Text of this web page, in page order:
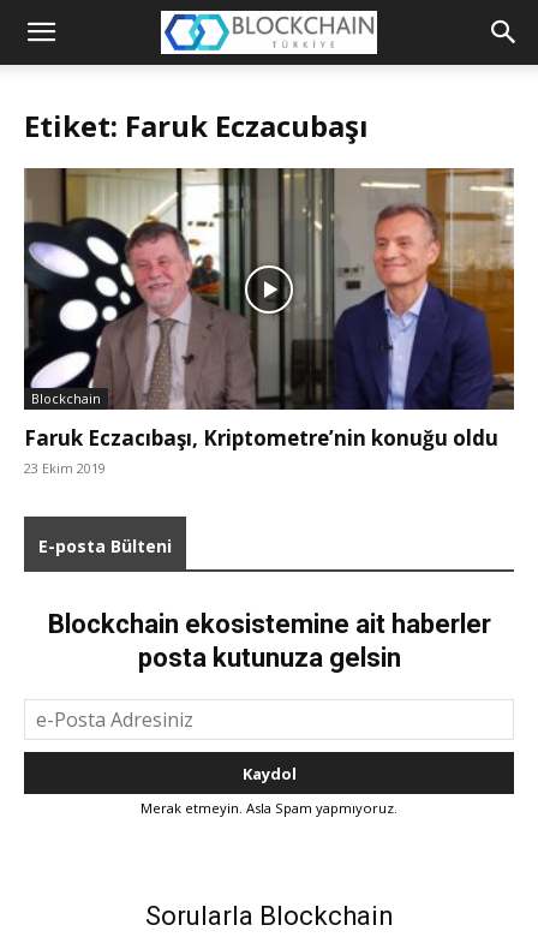
Blockchain
Etiket: Faruk Eczacubaşı
Blockchain
Faruk Eczacıbaşı, Kriptometre’nin konuğu oldu
23 Ekim 2019
E-posta Bülteni
Blockchain ekosistemine ait haberler
posta kutunuza gelsin
Merak etmeyin. Asla Spam yapmıyoruz.
Sorularla Blockchain